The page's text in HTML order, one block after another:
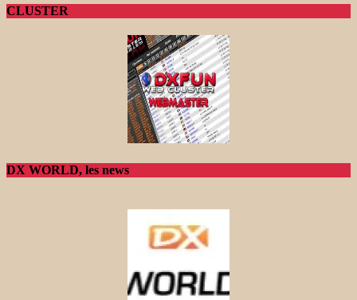
CLUSTER
DX WORLD, les news